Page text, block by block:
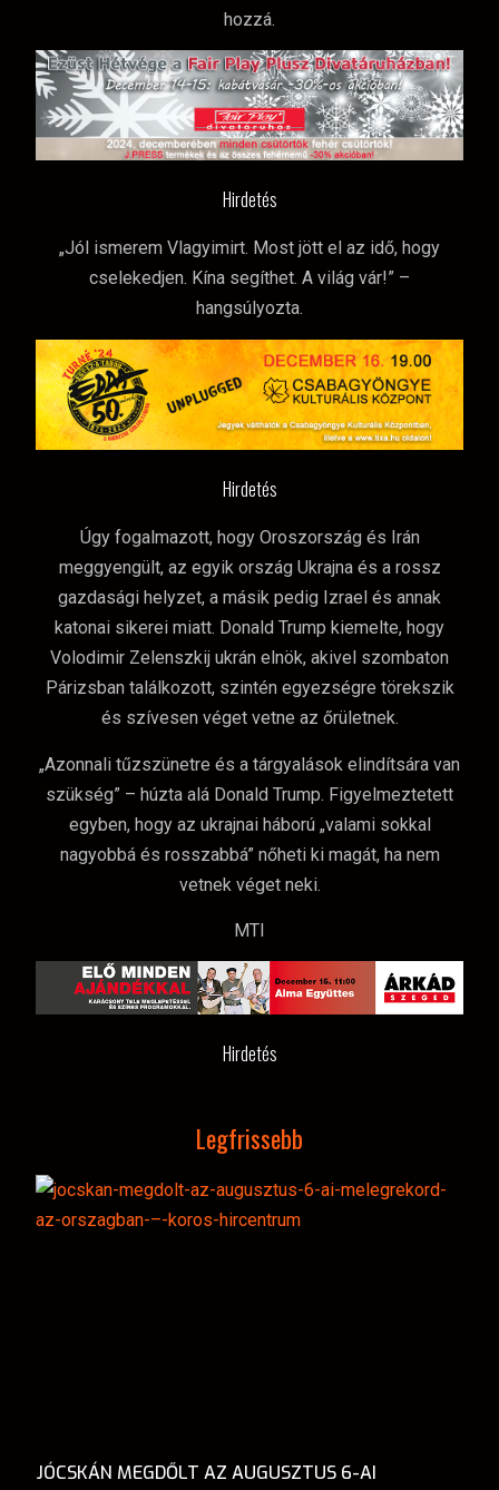
hozzá.
Hirdetés
„Jól ismerem Vlagyimirt. Most jött el az idő, hogy
cselekedjen. Kína segíthet. A világ vár!” –
hangsúlyozta.
Hirdetés
Úgy fogalmazott, hogy Oroszország és Irán
meggyengült, az egyik ország Ukrajna és a rossz
gazdasági helyzet, a másik pedig Izrael és annak
katonai sikerei miatt. Donald Trump kiemelte, hogy
Volodimir Zelenszkij ukrán elnök, akivel szombaton
Párizsban találkozott, szintén egyezségre törekszik
és szívesen véget vetne az őrületnek.
„Azonnali tűzszünetre és a tárgyalások elindítsára van
szükség” – húzta alá Donald Trump. Figyelmeztetett
egyben, hogy az ukrajnai háború „valami sokkal
nagyobbá és rosszabbá” nőheti ki magát, ha nem
vetnek véget neki.
MTI
Hirdetés
Legfrissebb
JÓCSKÁN MEGDŐLT AZ AUGUSZTUS 6-AI